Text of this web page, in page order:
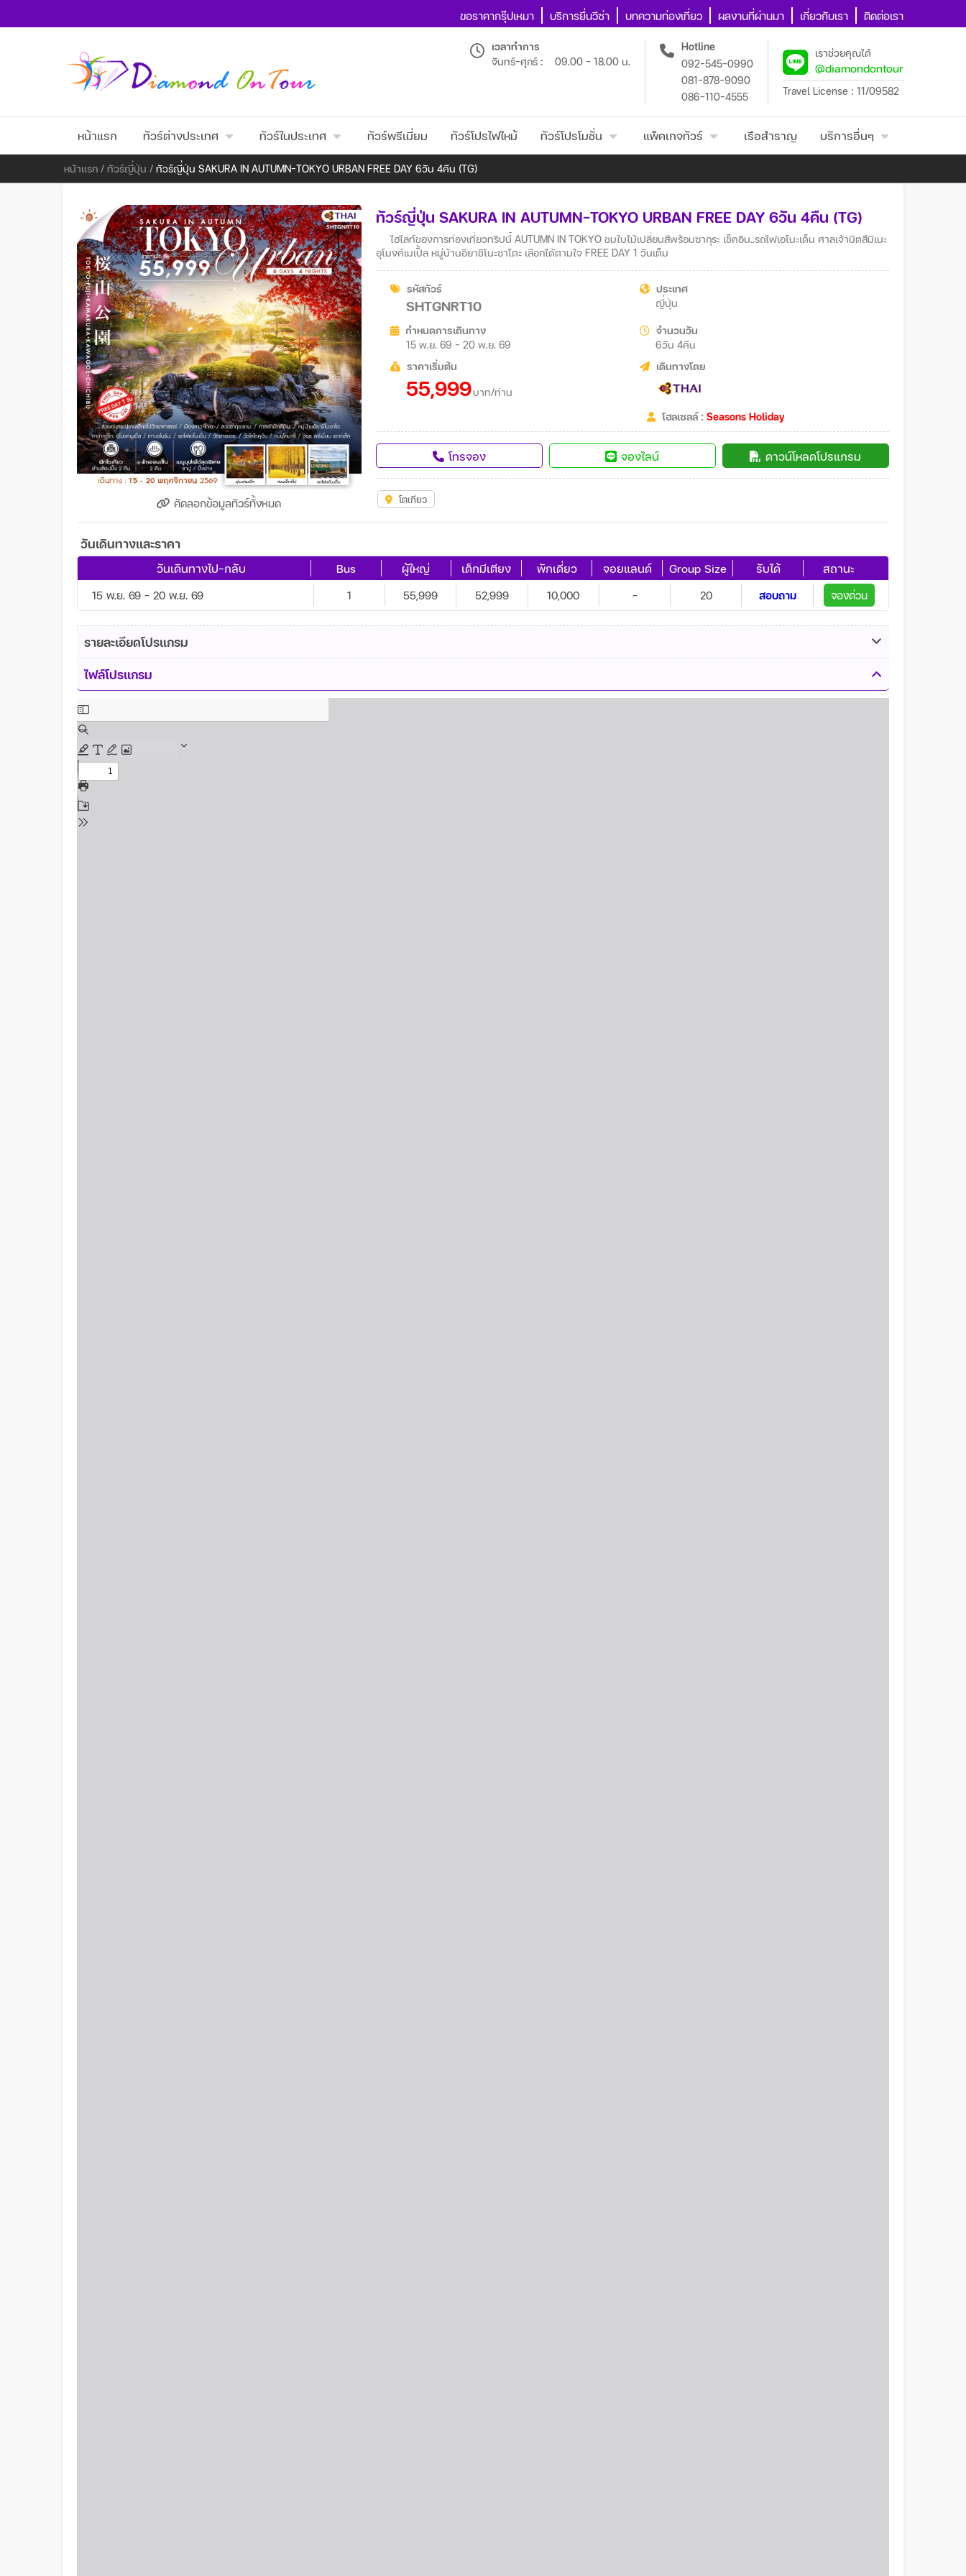
ขอราคากรุ๊ปเหมา บริการยื่นวีซ่า บทความท่องเที่ยว ผลงานที่ผ่านมา เกี่ยวกับเรา ติดต่อเรา
เวลาทำการ
จันทร์-ศุกร์ :
09.00 - 18.00 น.
Hotline
092-545-0990
081-878-9090
086-110-4555
เราช่วยคุณได้
@diamondontour
Travel License : 11/09582
หน้าแรก ทัวร์ต่างประเทศ ทัวร์ในประเทศ ทัวร์พรีเมี่ยม ทัวร์โปรไฟไหม้ ทัวร์โปรโมชั่น แพ็คเกจทัวร์ เรือสำราญ บริการอื่นๆ
หน้าแรก / ทัวร์ญี่ปุ่น / ทัวร์ญี่ปุ่น SAKURA IN AUTUMN–TOKYO URBAN FREE DAY 6วัน 4คืน (TG)
คัดลอกข้อมูลทัวร์ทั้งหมด
ทัวร์ญี่ปุ่น SAKURA IN AUTUMN–TOKYO URBAN FREE DAY 6วัน 4คืน (TG)
ไฮไลท์ของการท่องเที่ยวทริปนี้ AUTUMN IN TOKYO ชมใบไม้เปลี่ยนสีพร้อมซากุระ เช็คอิน..รถไฟเอโนะเด็น ศาลเจ้ามิตสึมิเนะ
อุโมงค์เมเปิ้ล หมู่บ้านอิยาชิโนะซาโตะ เลือกได้ตามใจ FREE DAY 1 วันเต็ม
รหัสทัวร์
SHTGNRT10
ประเทศ
ญี่ปุ่น
กำหนดการเดินทาง
15 พ.ย. 69 - 20 พ.ย. 69
จำนวนวัน
6วัน 4คืน
ราคาเริ่มต้น
55,999บาท/ท่าน
เดินทางโดย
โฮลเซลล์ : Seasons Holiday
โทรจอง จองไลน์ ดาวน์โหลดโปรแกรม
โตเกียว
วันเดินทางและราคา
วันเดินทางไป-กลับ Bus ผู้ใหญ่ เด็กมีเตียง พักเดี่ยว จอยแลนด์ Group Size รับได้ สถานะ
15 พ.ย. 69 - 20 พ.ย. 69 1 55,999 52,999 10,000 - 20 สอบถาม จองด่วน
รายละเอียดโปรแกรม
ไฟล์โปรแกรม